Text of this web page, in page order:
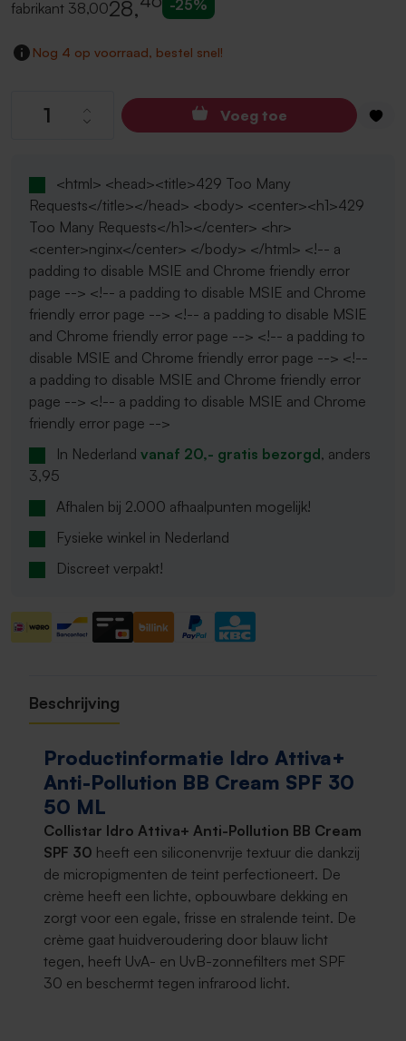
fabrikant 38,0028, -25%
Nog 4 op voorraad, bestel snel!
Producthoeveelheid: Voer de gewenste
Voeg toe
<html> <head><title>429 Too Many
Requests</title></head> <body> <center><h1>429
Too Many Requests</h1></center> <hr>
<center>nginx</center> </body> </html> <!-- a
padding to disable MSIE and Chrome friendly error
page --> <!-- a padding to disable MSIE and Chrome
friendly error page --> <!-- a padding to disable MSIE
and Chrome friendly error page --> <!-- a padding to
disable MSIE and Chrome friendly error page --> <!--
a padding to disable MSIE and Chrome friendly error
page --> <!-- a padding to disable MSIE and Chrome
friendly error page -->
In Nederland vanaf 20,- gratis bezorgd, anders
3,95
Afhalen bij 2.000 afhaalpunten mogelijk!
Fysieke winkel in Nederland
Discreet verpakt!
Beschrijving
Productinformatie Idro Attiva+
Anti-Pollution BB Cream SPF 30
50 ML
Collistar Idro Attiva+ Anti-Pollution BB Cream
SPF 30 heeft een siliconenvrije textuur die dankzij
de micropigmenten de teint perfectioneert. De
crème heeft een lichte, opbouwbare dekking en
zorgt voor een egale, frisse en stralende teint. De
crème gaat huidveroudering door blauw licht
tegen, heeft UvA- en UvB-zonnefilters met SPF
30 en beschermt tegen infrarood licht.